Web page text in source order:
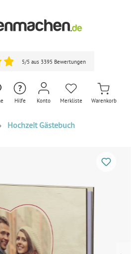
5/5 aus 3395 Bewertungen
Hilfe Konto Merkliste Warenkorb
Hochzeit Gästebuch